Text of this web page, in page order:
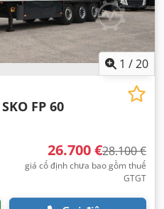
1 /20
SKO FP 60
26.700 €28.100 €
giá cố định chưa bao gồm thuế
GTGT